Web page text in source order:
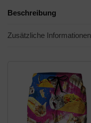
Beschreibung
Zusätzliche Informationen